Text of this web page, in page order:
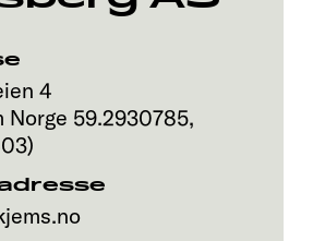
4
Norge 59.2930785,
)